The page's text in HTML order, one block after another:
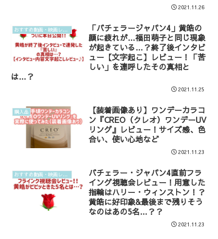
2021.11.26
おすすめ動画・映画レビュー
「バチェラージャパン4」黄皓の
顔に疲れが…福田萌子と同じ現象
が起きている…？終了後インタビ
ュー【文字起こ】レビュー！「苦
しい」を連呼したその真相と
は…？
2021.11.25
購入品
【装着画像あり】ワンデーカラコ
ン『CREO（クレオ）ワンデーUV
リング』レビュー！サイズ感、色
合い、使い心地など
2021.11.23
おすすめ動画・映画レビュー
バチェラー・ジャパン4直前フラ
イング視聴会レビュー！用意した
指輪はハリー・ウィンストン！？
黄皓に好印象&最後まで残りそう
なのはあの5名…？？
2021.11.23